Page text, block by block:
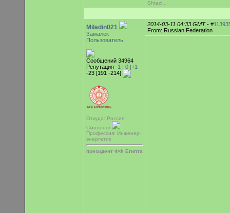
Shtazi...
Miladin021
Замалек
Пользователь
Сообщений 34964
Репутация -1 | 0 |+1
-23 [191 -214]
Откуда: Россия,
Смоленск
Профессия: Инженер-
энергетик
президент ФФ Египта
2014-03-11 04:33 GMT- #
From: Russian Federation